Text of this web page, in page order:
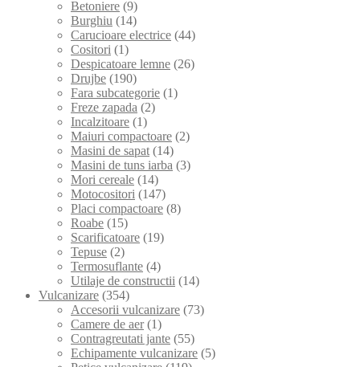
Betoniere (9)
Burghiu (14)
Carucioare electrice (44)
Cositori (1)
Despicatoare lemne (26)
Drujbe (190)
Fara subcategorie (1)
Freze zapada (2)
Incalzitoare (1)
Maiuri compactoare (2)
Masini de sapat (14)
Masini de tuns iarba (3)
Mori cereale (14)
Motocositori (147)
Placi compactoare (8)
Roabe (15)
Scarificatoare (19)
Tepuse (2)
Termosuflante (4)
Utilaje de constructii (14)
Vulcanizare (354)
Accesorii vulcanizare (73)
Camere de aer (1)
Contragreutati jante (55)
Echipamente vulcanizare (5)